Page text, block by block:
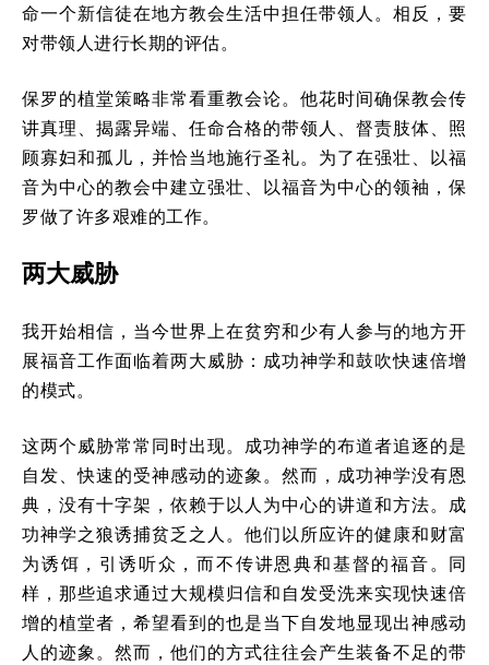
命一个新信徒在地方教会生活中担任带领人。相反，要
对带领人进行长期的评估。
保罗的植堂策略非常看重教会论。他花时间确保教会传
讲真理、揭露异端、任命合格的带领人、督责肢体、照
顾寡妇和孤儿，并恰当地施行圣礼。为了在强壮、以福
音为中心的教会中建立强壮、以福音为中心的领袖，保
罗做了许多艰难的工作。
两大威胁
我开始相信，当今世界上在贫穷和少有人参与的地方开
展福音工作面临着两大威胁：成功神学和鼓吹快速倍增
的模式。
这两个威胁常常同时出现。成功神学的布道者追逐的是
自发、快速的受神感动的迹象。然而，成功神学没有恩
典，没有十字架，依赖于以人为中心的讲道和方法。成
功神学之狼诱捕贫乏之人。他们以所应许的健康和财富
为诱饵，引诱听众，而不传讲恩典和基督的福音。同
样，那些追求通过大规模归信和自发受洗来实现快速倍
增的植堂者，希望看到的也是当下自发地显现出神感动
人的迹象。然而，他们的方式往往会产生装备不足的带